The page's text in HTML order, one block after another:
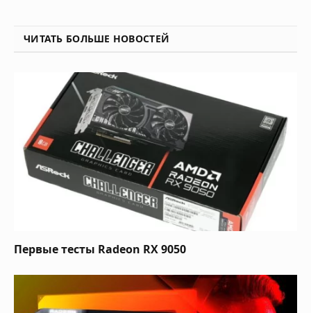
ЧИТАТЬ БОЛЬШЕ НОВОСТЕЙ
Первые тесты Radeon RX 9050